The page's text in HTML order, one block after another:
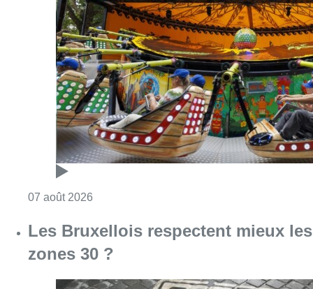
07 août 2026
Les Bruxellois respectent mieux les
zones 30 ?